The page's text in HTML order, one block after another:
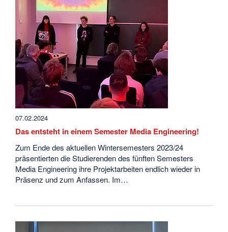
07.02.2024
Das entsteht in einem Semester Media Engineering!
Zum Ende des aktuellen Wintersemesters 2023/24
präsentierten die Studierenden des fünften Semesters
Media Engineering ihre Projektarbeiten endlich wieder in
Präsenz und zum Anfassen. Im…